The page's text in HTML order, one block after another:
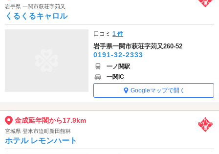
岩手県 一関市萩荘字苅又
くるくるキャロル
口コミ1 件
岩手県一関市萩荘字苅又260-52
0191-32-2333
一ノ関駅
一関IC
Googleマップで開く
金成延年閣から17.9km
宮城県 登米市迫町新田館林
ホテル レモンハート